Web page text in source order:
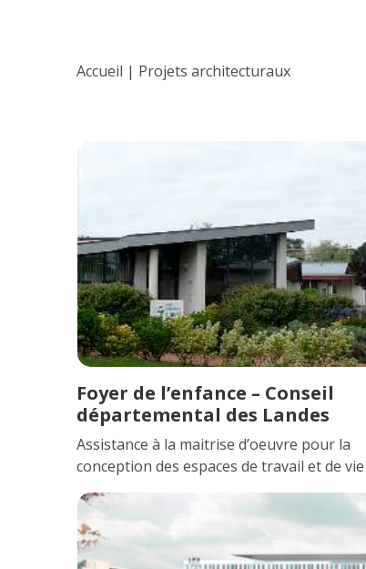
Accueil | Projets architecturaux
Foyer de l’enfance – Conseil
départemental des Landes
Assistance à la maitrise d’oeuvre pour la
conception des espaces de travail et de vie